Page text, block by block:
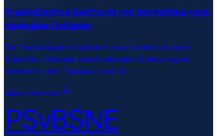
Preisindikation Seefracht von Nordafrika nach
Australien Ostküste
Die Preisindikation Seefracht von Nordafrika nach
Australien Ostküste beschreibt eine Schätzung der
Kosten für den Transport von W…
Mehr erfahren
PSvBSNE